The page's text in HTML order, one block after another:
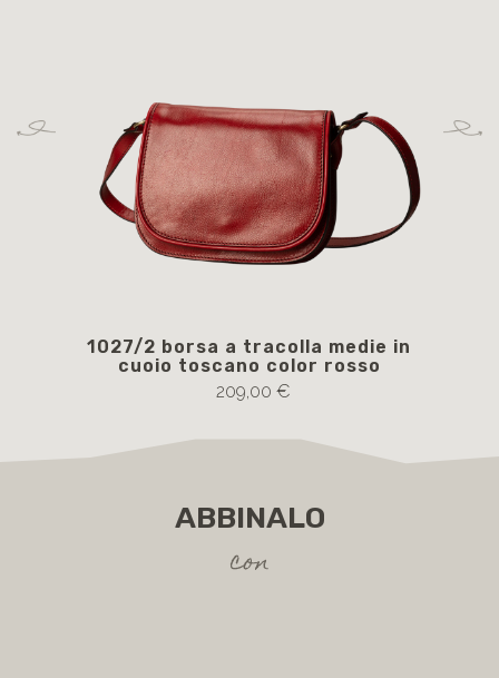
1027/2 borsa a tracolla medie in
cuoio toscano color rosso
209,00 €
ABBINALO
con